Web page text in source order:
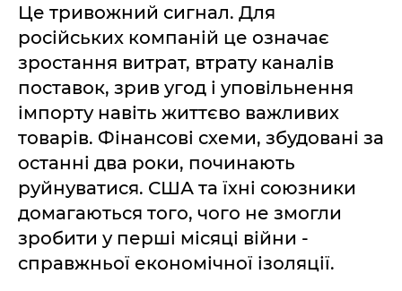
Це тривожний сигнал. Для
російських компаній це означає
зростання витрат, втрату каналів
поставок, зрив угод і уповільнення
імпорту навіть життєво важливих
товарів. Фінансові схеми, збудовані за
останні два роки, починають
руйнуватися. США та їхні союзники
домагаються того, чого не змогли
зробити у перші місяці війни -
справжньої економічної ізоляції.